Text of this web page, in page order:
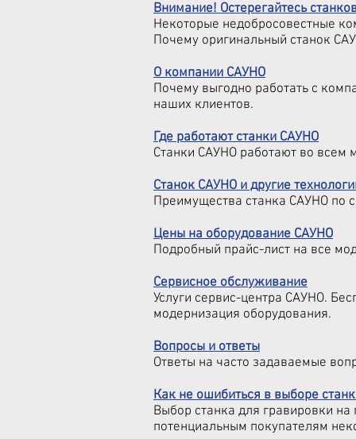
Внимание! Остерегайтесь
Некоторые недобросовестные
Почему оригинальный станок
О компании САУНО
Почему выгодно работать с
наших клиентов.
Где работают станки САУНО
Станки САУНО работают во всем
Станок САУНО и другие
Преимущества станка САУНО по
Цены на оборудование САУНО
Подробный прайс-лист на все
Сервисное обслуживание
Услуги сервис-центра САУНО.
модернизация оборудования.
Вопросы и ответы
Ответы на часто задаваемые
Как не ошибиться в выборе
Выбор станка для гравировки
потенциальным покупателям